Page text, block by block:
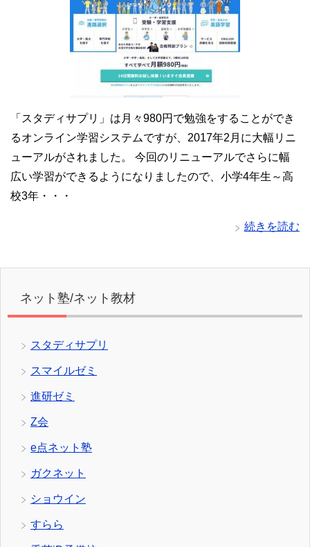
「スタディサプリ」は月々980円で勉強をすることができ
るオンライン学習システムですが、2017年2月に大幅リニ
ューアルがされました。 今回のリニューアルでさらに幅
広い学習ができるようになりましたので、小学4年生～高
校3年・・・
続きを読む
ネット塾/ネット教材
スタディサプリ
スマイルゼミ
進研ゼミ
Z会
e点ネット塾
ガクネット
ショウイン
すらら